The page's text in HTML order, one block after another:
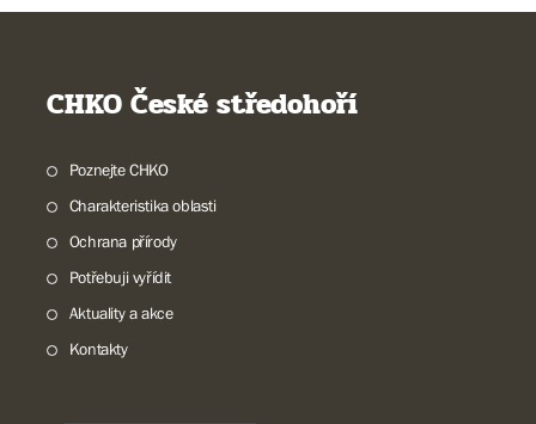
CHKO České středohoří
Poznejte CHKO
Charakteristika oblasti
Ochrana přírody
Potřebuji vyřídit
Aktuality a akce
Kontakty